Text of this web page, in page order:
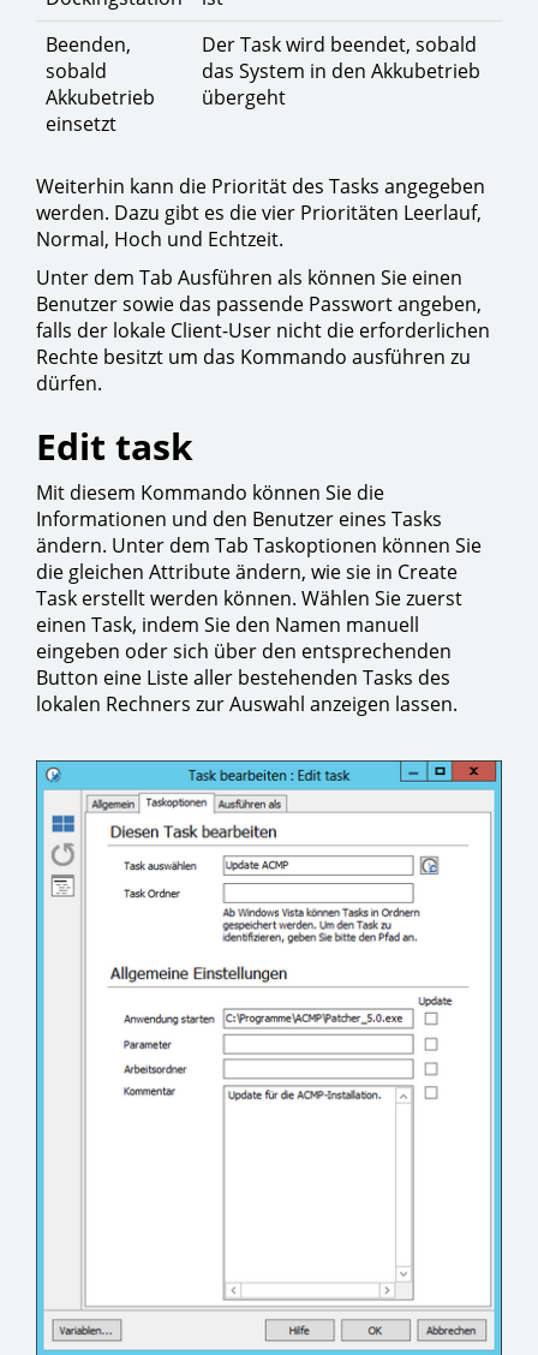
Beenden,
sobald
Akkubetrieb
einsetzt
Der Task wird beendet, sobald
das System in den Akkubetrieb
übergeht
Weiterhin kann die Priorität des Tasks angegeben
werden. Dazu gibt es die vier Prioritäten Leerlauf,
Normal, Hoch und Echtzeit.
Unter dem Tab Ausführen als können Sie einen
Benutzer sowie das passende Passwort angeben,
falls der lokale Client-User nicht die erforderlichen
Rechte besitzt um das Kommando ausführen zu
dürfen.
Edit task
Mit diesem Kommando können Sie die
Informationen und den Benutzer eines Tasks
ändern. Unter dem Tab Taskoptionen können Sie
die gleichen Attribute ändern, wie sie in Create
Task erstellt werden können. Wählen Sie zuerst
einen Task, indem Sie den Namen manuell
eingeben oder sich über den entsprechenden
Button eine Liste aller bestehenden Tasks des
lokalen Rechners zur Auswahl anzeigen lassen.